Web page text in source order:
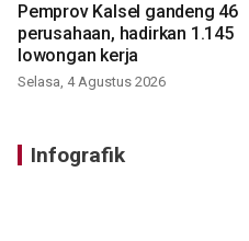
Pemprov Kalsel gandeng 46
perusahaan, hadirkan 1.145
lowongan kerja
Selasa, 4 Agustus 2026
Infografik